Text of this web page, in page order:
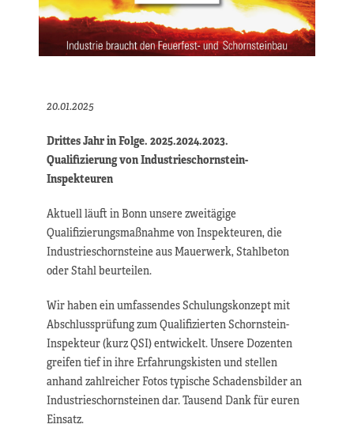
20.01.2025
Drittes Jahr in Folge. 2025.2024.2023.
Qualifizierung von Industrieschornstein-
Inspekteuren
Aktuell läuft in Bonn unsere zweitägige
Qualifizierungsmaßnahme von Inspekteuren, die
Industrieschornsteine aus Mauerwerk, Stahlbeton
oder Stahl beurteilen.
Wir haben ein umfassendes Schulungskonzept mit
Abschlussprüfung zum Qualifizierten Schornstein-
Inspekteur (kurz QSI) entwickelt. Unsere Dozenten
greifen tief in ihre Erfahrungskisten und stellen
anhand zahlreicher Fotos typische Schadensbilder an
Industrieschornsteinen dar. Tausend Dank für euren
Einsatz.